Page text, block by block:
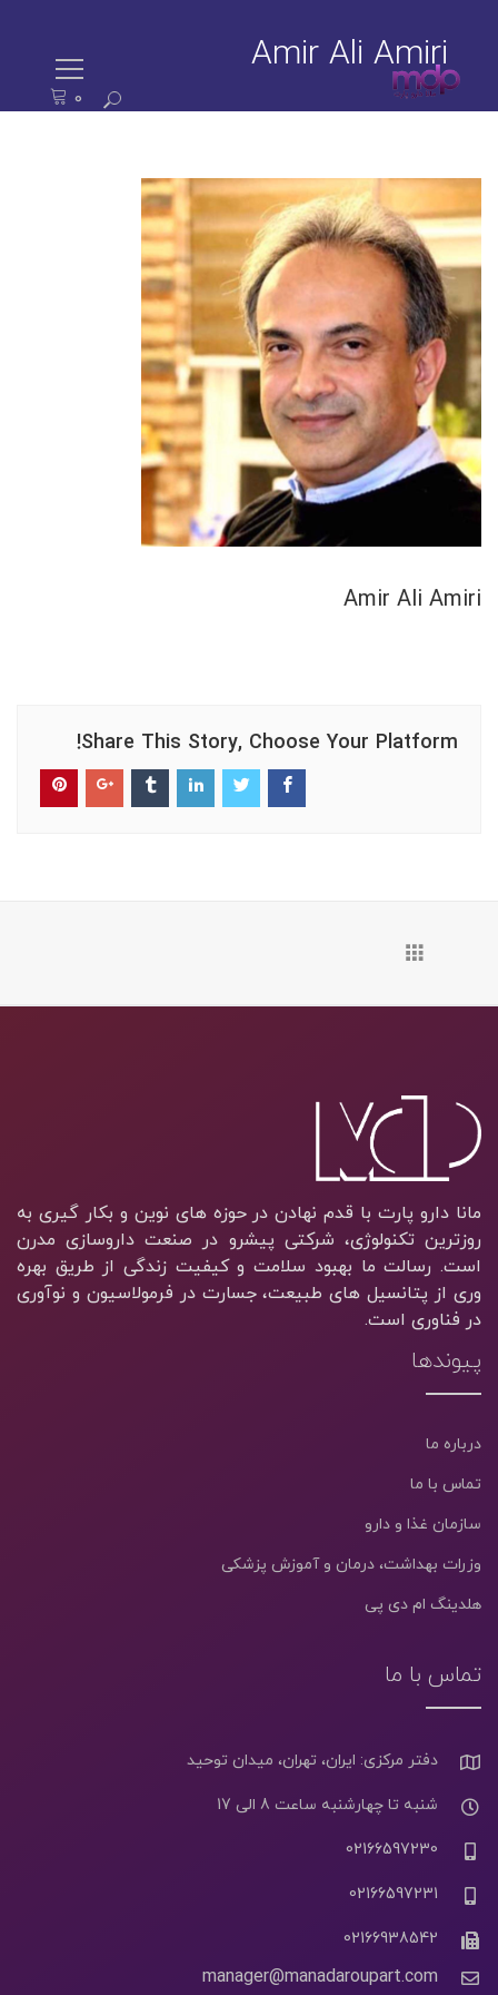
0
جستجو
برای:
Amir Ali Amiri
Amir Ali Amiri
Share This Story, Choose Your Platform!
مانا دارو پارت با قدم نهادن در حوزه های نوین و بکار گیری به
روزترین تکنولوژی، شرکتی پیشرو در صنعت داروسازی مدرن
است. رسالت ما بهبود سلامت و کیفیت زندگی از طریق بهره
وری از پتانسیل های طبیعت، جسارت در فرمولاسیون و نوآوری
در فناوری است.
پیوندها
درباره ما
تماس با ما
سازمان غذا و دارو
وزرات بهداشت، درمان و آموزش پزشکی
هلدینگ ام دی پی
تماس با ما
دفتر مرکزی: ایران، تهران، میدان توحید
شنبه تا چهارشنبه ساعت 8 الی 17
02166597230
02166597231
02166938542
manager@manadaroupart.com